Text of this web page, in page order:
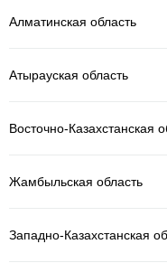
Алматинская область
Атырауская область
Восточно-Казахстанская
Жамбыльская область
Западно-Казахстанская